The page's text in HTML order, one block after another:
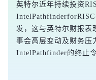
英特尔近年持续投资
发，这与英特尔财报表
事会高层变动及财务压
IntelPathfinder的终止